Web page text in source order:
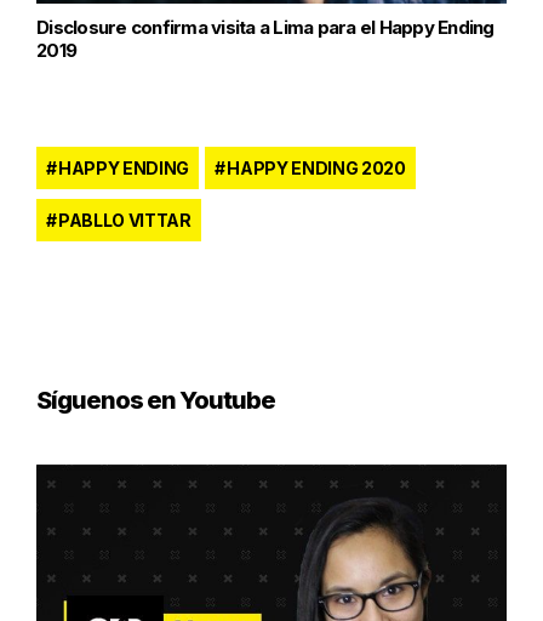
Disclosure confirma visita a Lima para el Happy Ending
2019
HAPPY ENDING HAPPY ENDING 2020
PABLLO VITTAR
Síguenos en Youtube